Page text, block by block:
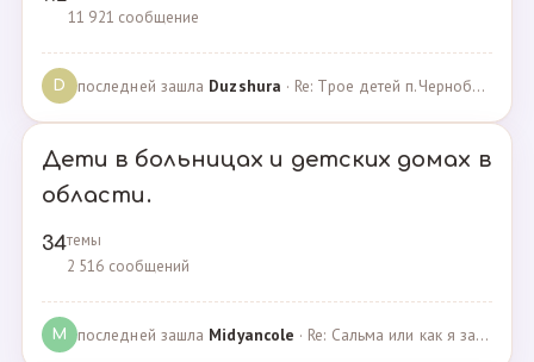
11 921 сообщение
D последней зашла Duzshura · Re: Трое детей п.Черноборский Чесменский район. · 27.06.2024
Дети в больницах и детских домах в
области.
34темы
2 516 сообщений
M последней зашла Midyancole · Re: Сальма или как я захотела помочь взросым сиротам · 16.12.2019